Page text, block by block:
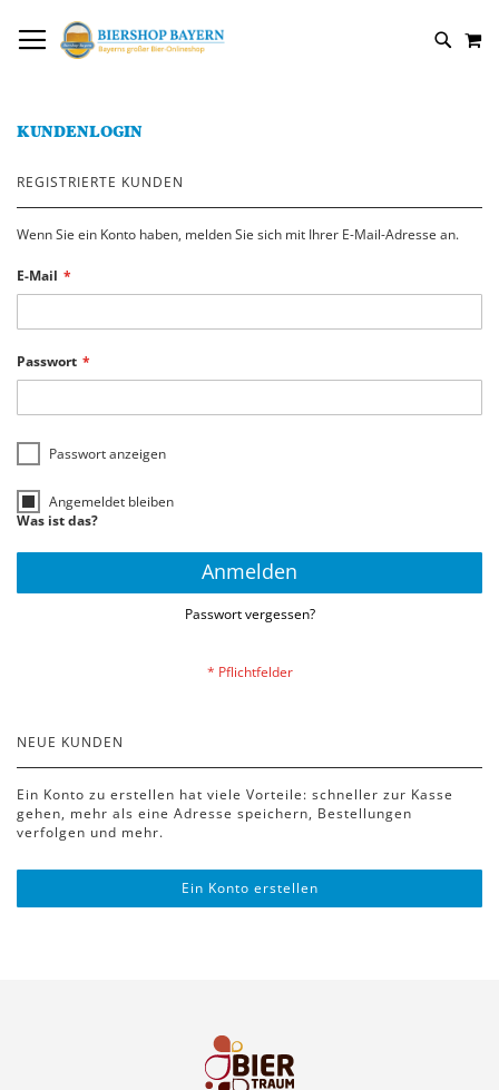
ZUM
INHALT
KUNDENLOGIN
REGISTRIERTE KUNDEN
Wenn Sie ein Konto haben, melden Sie sich mit Ihrer E-Mail-Adresse an.
E-Mail
Passwort
Passwort anzeigen
Angemeldet bleiben
Was ist das?
Anmelden
Passwort vergessen?
NEUE KUNDEN
Ein Konto zu erstellen hat viele Vorteile: schneller zur Kasse
gehen, mehr als eine Adresse speichern, Bestellungen
verfolgen und mehr.
Ein Konto erstellen